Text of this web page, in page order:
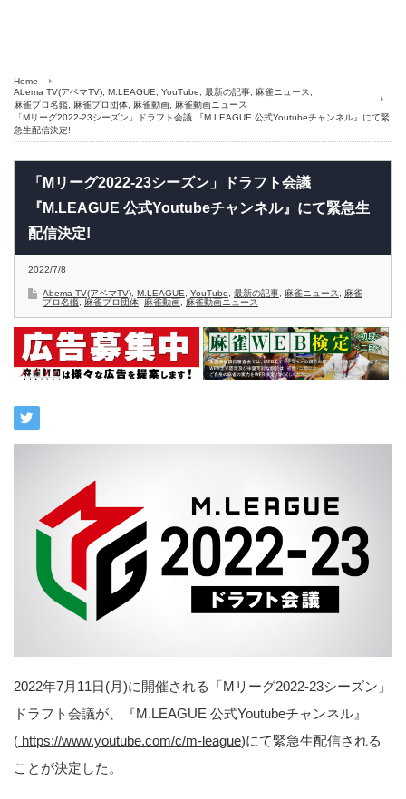
Home
Abema TV(アベマTV) M.LEAGUE YouTube 最新の記事 麻雀ニュース
麻雀プロ名鑑
麻雀プロ団体 麻雀動画
麻雀動画ニュース
「Mリーグ2022-23シーズン」ドラフト会議 『M.LEAGUE 公式Youtubeチャンネル』にて緊
急生配信決定!
「Mリーグ2022-23シーズン」ドラフト会議
『M.LEAGUE 公式Youtubeチャンネル』にて緊急生
配信決定!
2022/7/8
Abema TV(アベマTV) M.LEAGUE YouTube 最新の記事 麻雀ニュース
麻雀
プロ名鑑
麻雀プロ団体 麻雀動画 麻雀動画ニュース
2022年7月11日(月)に開催される「Mリーグ2022-23シーズン」
ドラフト会議が、『M.LEAGUE 公式Youtubeチャンネル』
( https://www.youtube.com/c/m-league)にて緊急生配信される
ことが決定した。